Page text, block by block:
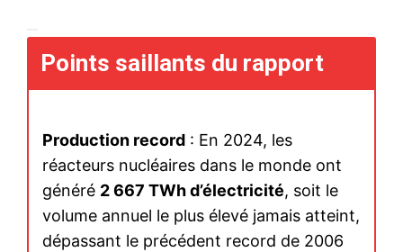
Points saillants du rapport
Production record : En 2024, les
réacteurs nucléaires dans le monde ont
généré 2 667 TWh d’électricité, soit le
volume annuel le plus élevé jamais atteint,
dépassant le précédent record de 2006